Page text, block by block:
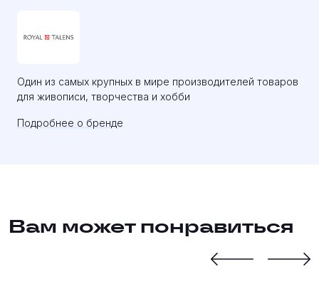
Один из самых крупных в мире производителей товаров
для живописи, творчества и хобби
Подробнее о бренде
Вам может понравиться